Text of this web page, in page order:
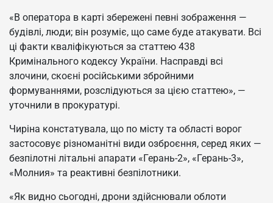
«В оператора в карті збережені певні зображення —
будівлі, люди; він розуміє, що саме буде атакувати. Всі
ці факти кваліфікуються за статтею 438
Кримінального кодексу України. Насправді всі
злочини, скоєні російськими збройними
формуваннями, розслідуються за цією статтею», —
уточнили в прокуратурі.
Чиріна констатувала, що по місту та області ворог
застосовує різноманітні види озброєння, серед яких —
безпілотні літальні апарати «Герань-2», «Герань-3»,
«Молния» та реактивні безпілотники.
«Як видно сьогодні, дрони здійснювали облоти